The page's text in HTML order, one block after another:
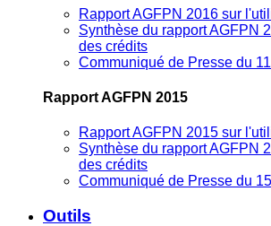
Rapport AGFPN 2016 sur
Synthèse du rapport AGFPN
des crédits
Communiqué de Presse du
Rapport AGFPN 2015
Rapport AGFPN 2015 sur
Synthèse du rapport AGFPN
des crédits
Communiqué de Presse du
Outils